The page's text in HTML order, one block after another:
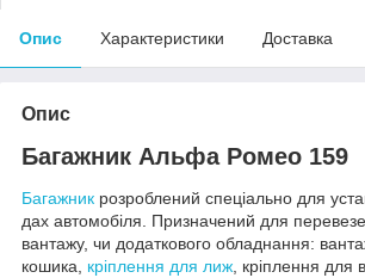
Опис Характеристики Доставка
Опис
Багажник Альфа Ромео 159
Багажник розроблений спеціально для
дах автомобіля. Призначений для
вантажу, чи додаткового обладнання:
кошика, кріплення для лиж, кріплення для